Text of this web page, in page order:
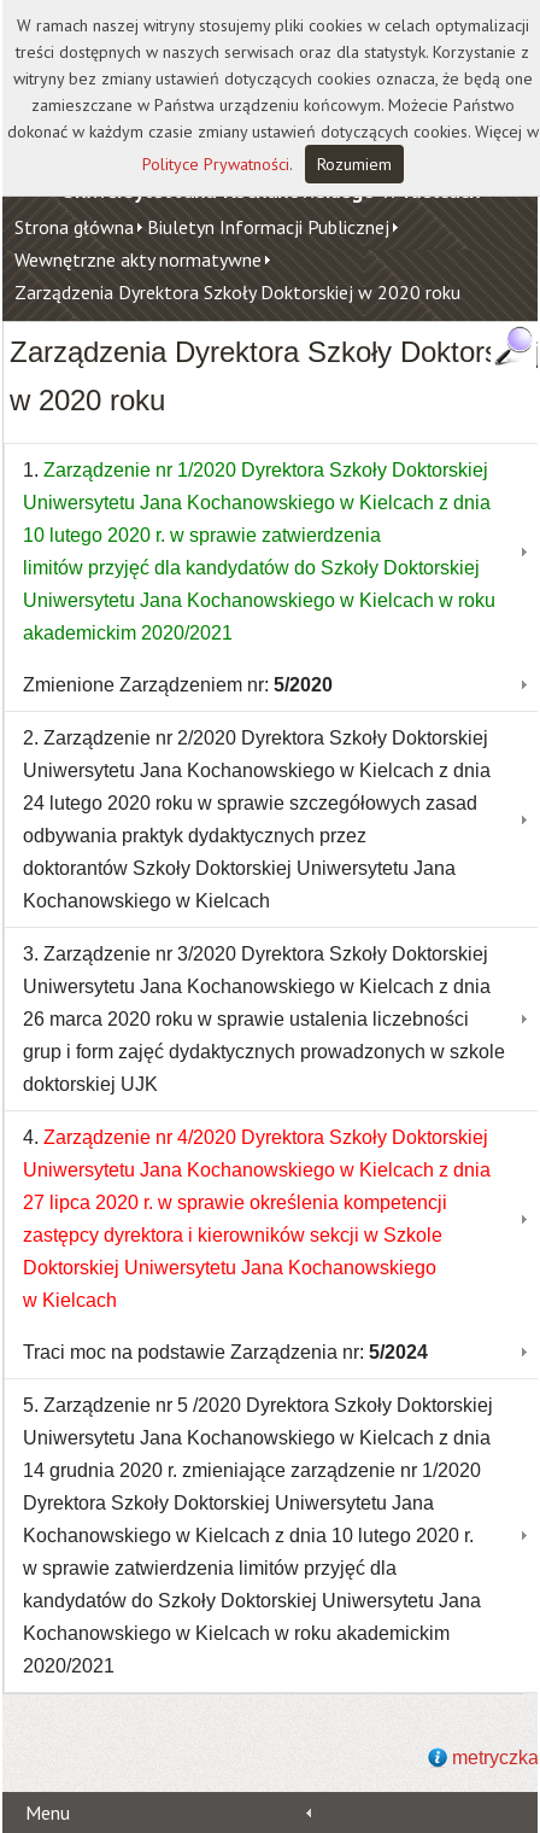
Kontakt Biblioteka
Wydawnictwo
Wirtualna Uczelnia
Uniwersytet Jana Kochanowskiego w Kielcach
Strona główna Biuletyn Informacji Publicznej
Wewnętrzne akty normatywne
Zarządzenia Dyrektora Szkoły Doktorskiej w 2020 roku
Zarządzenia Dyrektora Szkoły Doktorskiej
w 2020 roku
1. Zarządzenie nr 1/2020 Dyrektora Szkoły Doktorskiej
Uniwersytetu Jana Kochanowskiego w Kielcach z dnia
10 lutego 2020 r. w sprawie zatwierdzenia
limitów przyjęć dla kandydatów do Szkoły Doktorskiej
Uniwersytetu Jana Kochanowskiego w Kielcach w roku
akademickim 2020/2021
Zmienione Zarządzeniem nr: 5/2020
2. Zarządzenie nr 2/2020 Dyrektora Szkoły Doktorskiej
Uniwersytetu Jana Kochanowskiego w Kielcach z dnia
24 lutego 2020 roku w sprawie szczegółowych zasad
odbywania praktyk dydaktycznych przez
doktorantów Szkoły Doktorskiej Uniwersytetu Jana
Kochanowskiego w Kielcach
3. Zarządzenie nr 3/2020 Dyrektora Szkoły Doktorskiej
Uniwersytetu Jana Kochanowskiego w Kielcach z dnia
26 marca 2020 roku w sprawie ustalenia liczebności
grup i form zajęć dydaktycznych prowadzonych w szkole
doktorskiej UJK
4. Zarządzenie nr 4/2020 Dyrektora Szkoły Doktorskiej
Uniwersytetu Jana Kochanowskiego w Kielcach z dnia
27 lipca 2020 r. w sprawie określenia kompetencji
zastępcy dyrektora i kierowników sekcji w Szkole
Doktorskiej Uniwersytetu Jana Kochanowskiego
w Kielcach
Traci moc na podstawie Zarządzenia nr: 5/2024
5. Zarządzenie nr 5 /2020 Dyrektora Szkoły Doktorskiej
Uniwersytetu Jana Kochanowskiego w Kielcach z dnia
14 grudnia 2020 r. zmieniające zarządzenie nr 1/2020
Dyrektora Szkoły Doktorskiej Uniwersytetu Jana
Kochanowskiego w Kielcach z dnia 10 lutego 2020 r.
w sprawie zatwierdzenia limitów przyjęć dla
kandydatów do Szkoły Doktorskiej Uniwersytetu Jana
Kochanowskiego w Kielcach w roku akademickim
2020/2021
metryczka
Menu
W ramach naszej witryny stosujemy pliki cookies w celach optymalizacji
treści dostępnych w naszych serwisach oraz dla statystyk. Korzystanie z
witryny bez zmiany ustawień dotyczących cookies oznacza, że będą one
zamieszczane w Państwa urządzeniu końcowym. Możecie Państwo
dokonać w każdym czasie zmiany ustawień dotyczących cookies. Więcej w
Polityce Prywatności. Rozumiem